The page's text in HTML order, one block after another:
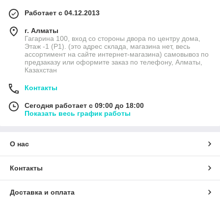
Работает с 04.12.2013
г. Алматы
Гагарина 100, вход со стороны двора по центру дома,
Этаж -1 (P1). (это адрес склада, магазина нет, весь
ассортимент на сайте интернет-магазина) самовывоз по
предзаказу или оформите заказ по телефону, Алматы,
Казахстан
Контакты
Сегодня работает с 09:00 до 18:00
Показать весь график работы
О нас
Контакты
Доставка и оплата